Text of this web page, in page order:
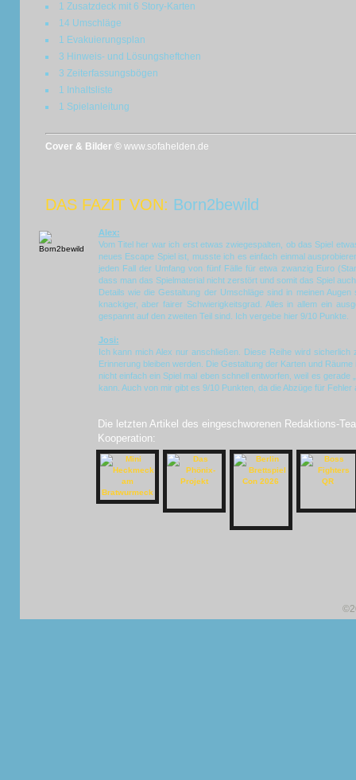
1 Zusatzdeck mit 6 Story-Karten
14 Umschläge
1 Evakuierungsplan
3 Hinweis- und Lösungsheftchen
3 Zeiterfassungsbögen
1 Inhaltsliste
1 Spielanleitung
Cover & Bilder © www.sofahelden.de
DAS FAZIT VON: Born2bewild
Alex:
Vom Titel her war ich erst etwas zwiegespalten, ob das Spiel
neues Escape Spiel ist, musste ich es einfach einmal
jeden Fall der Umfang von fünf Fälle für etwa zwanzig Euro
dass man das Spielmaterial nicht zerstört und somit das Spiel
Details wie die Gestaltung der Umschläge sind in meinen
knackiger, aber fairer Schwierigkeitsgrad. Alles in allem ein
gespannt auf den zweiten Teil sind. Ich vergebe hier 9/10 Punkte.
Josi:
Ich kann mich Alex nur anschließen. Diese Reihe wird
Erinnerung bleiben werden. Die Gestaltung der Karten und
nicht einfach ein Spiel mal eben schnell entworfen, weil es gerade
kann. Auch von mir gibt es 9/10 Punkten, da die Abzüge für
Die letzten Artikel des eingeschworenen Redaktions-
Kooperation: